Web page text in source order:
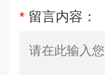
* 留言内容：